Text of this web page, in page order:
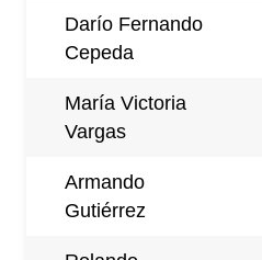
Darío Fernando
Cepeda
María Victoria
Vargas
Armando
Gutiérrez